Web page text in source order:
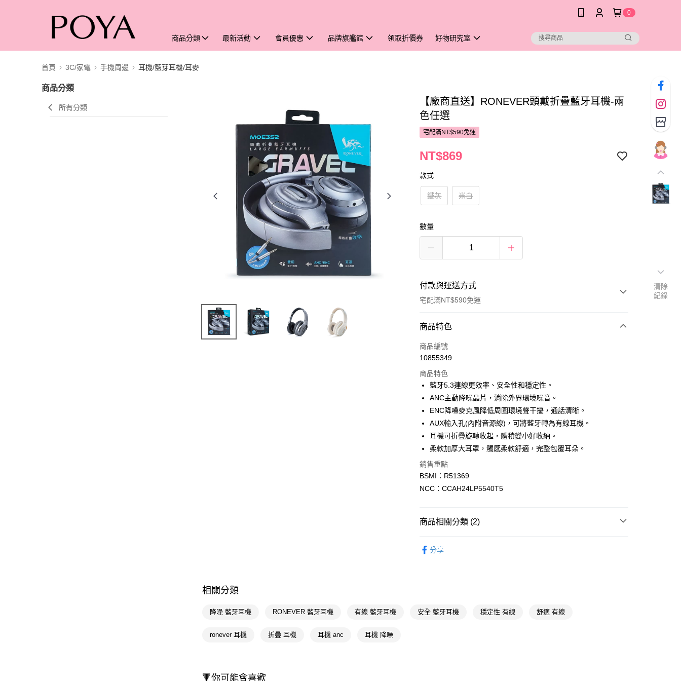
0
商品分類 最新活動 會員優惠 品牌旗艦館 領取折價券 好物研究室
首頁 3C/家電 手機周邊 耳機/藍芽耳機/耳麥
商品分類
所有分類
【廠商直送】RONEVER頭戴折疊藍牙耳機-兩
色任選
宅配滿NT$590免運
NT$869
款式
鐵灰 米白
數量
付款與運送方式
宅配滿NT$590免運
付款方式
POYA支付
LINE Pay
Apple Pay
街口支付
悠遊付
AFTEE先享後付
相關說明
便利好安心！
１．簡單：不需註冊會員、不需綁卡、不需儲值。
／ATM／網路銀行／等多元方式進行付款，方視為交易完成。
※ 請注意：結帳手續完成當下不需立刻繳費，但若您需要取消訂單，請聯
運送方式
每筆NT$100，滿NT$590(含以上)免運費
商品特色
商品編號
10855349
商品特色
藍牙5.3連線更效率、安全性和穩定性。
ANC主動降噪晶片，消除外界環境噪音。
ENC降噪麥克風降低周圍環境聲干擾，通話清晰。
AUX輸入孔(內附音源線)，可將藍牙轉為有線耳機。
耳機可折疊旋轉收起，體積變小好收納。
柔軟加厚大耳罩，觸感柔軟舒適，完整包覆耳朵。
銷售重點
BSMI：R51369
NCC：CCAH24LP5540T5
商品相關分類 (2)
分享
相關分類
降噪 藍牙耳機 RONEVER 藍牙耳機 有線 藍牙耳機 安全 藍牙耳機 穩定性 有線 舒適 有線
ronever 耳機 折疊 耳機 耳機 anc 耳機 降噪
🔻你可能會喜歡
清除
紀錄